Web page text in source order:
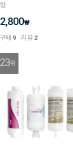
형
2,800₩
구매 9 리뷰 2
23위